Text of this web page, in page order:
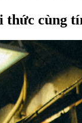
cùng